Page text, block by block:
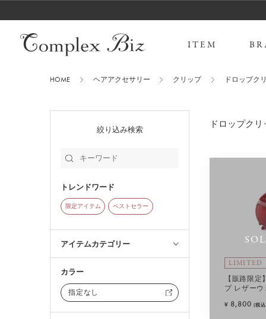
ITEM
HOME ヘアアクセサリー クリップ ドロップク
絞り込み検索
トレンドワード
限定アイテム ベストセラー
アイテムカテゴリー
カラー
指定なし
ドロップクリ
LIMITED
【販路限
プ レザー
¥ 8,800 (税